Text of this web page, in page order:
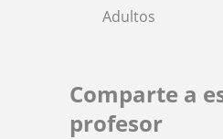
Adultos
Comparte a
profesor